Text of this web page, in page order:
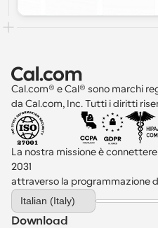
Cal.com® e Cal® sono marchi
da Cal.com, Inc. Tutti i diritti
La nostra missione è
2031
attraverso la programmazione
Select Language
Italian (Italy)
Download